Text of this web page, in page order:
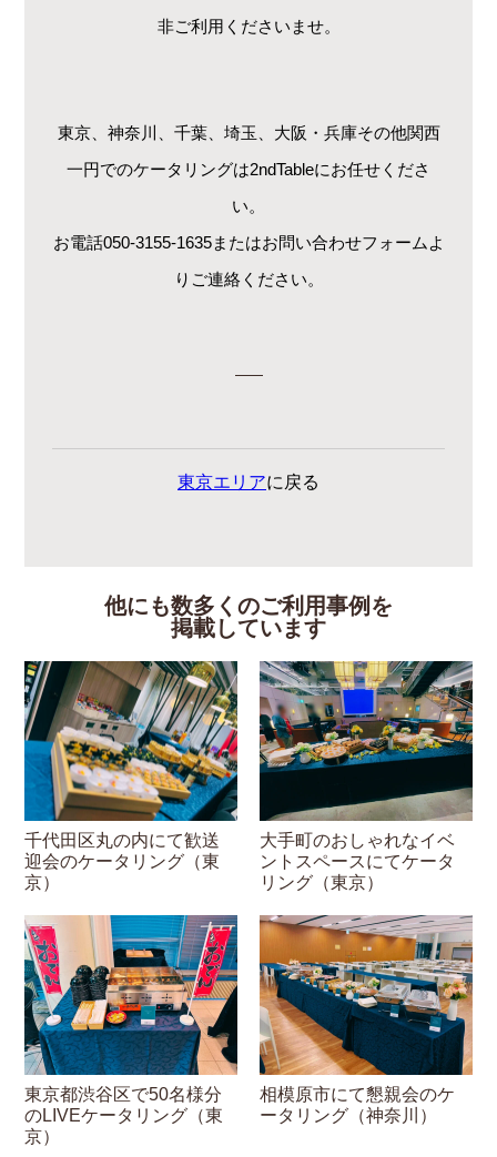
非ご利用くださいませ。
東京、神奈川、千葉、埼玉、大阪・兵庫その他関西
一円でのケータリングは2ndTableにお任せくださ
い。
お電話050-3155-1635またはお問い合わせフォームよ
りご連絡ください。
東京エリアに戻る
他にも数多くのご利用事例を
掲載しています
千代田区丸の内にて歓送
迎会のケータリング（東
京）
大手町のおしゃれなイベ
ントスペースにてケータ
リング（東京）
東京都渋谷区で50名様分
のLIVEケータリング（東
京）
相模原市にて懇親会のケ
ータリング（神奈川）